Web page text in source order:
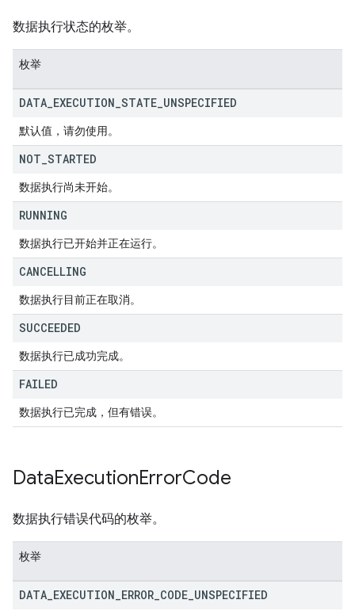
数据执行状态的枚举。
枚举
DATA EXECUTION STATE UNSPECIFIED
默认值，请勿使用。
NOT STARTED
数据执行尚未开始。
RUNNING
数据执行已开始并正在运行。
CANCELLING
数据执行目前正在取消。
SUCCEEDED
数据执行已成功完成。
FAILED
数据执行已完成，但有错误。
DataExecutionErrorCode
数据执行错误代码的枚举。
枚举
DATA EXECUTION ERROR CODE UNSPECIFIED